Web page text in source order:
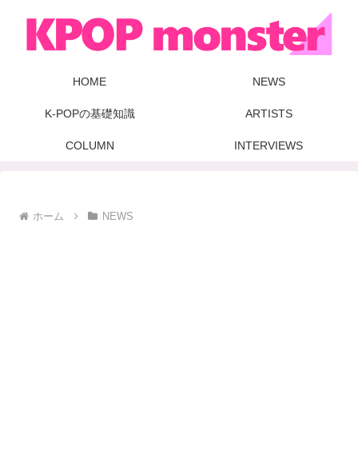
HOME NEWS
K-POPの基礎知識 ARTISTS
COLUMN INTERVIEWS
ホーム NEWS